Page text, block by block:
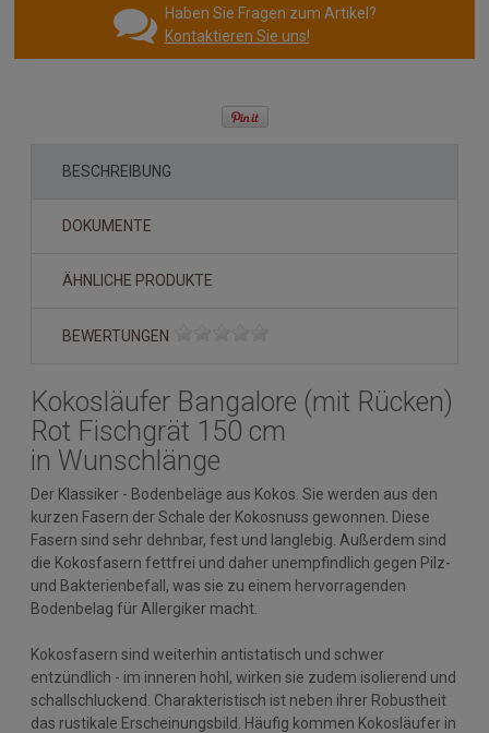
Haben Sie Fragen zum Artikel?
Kontaktieren Sie uns!
BESCHREIBUNG
DOKUMENTE
ÄHNLICHE PRODUKTE
BEWERTUNGEN
Kokosläufer Bangalore (mit Rücken)
Rot Fischgrät 150 cm
in Wunschlänge
Der Klassiker - Bodenbeläge aus Kokos. Sie werden aus den
kurzen Fasern der Schale der Kokosnuss gewonnen. Diese
Fasern sind sehr dehnbar, fest und langlebig. Außerdem sind
die Kokosfasern fettfrei und daher unempfindlich gegen Pilz-
und Bakterienbefall, was sie zu einem hervorragenden
Bodenbelag für Allergiker macht.
Kokosfasern sind weiterhin antistatisch und schwer
entzündlich - im inneren hohl, wirken sie zudem isolierend und
schallschluckend. Charakteristisch ist neben ihrer Robustheit
das rustikale Erscheinungsbild. Häufig kommen Kokosläufer in